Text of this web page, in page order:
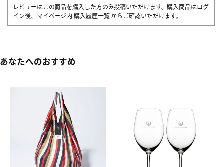
レビューはこの商品を購入した方のみ投稿いただけます。購入商品はログ
イン後、マイページ内 購入履歴一覧 からご確認いただけます。
あなたへのおすすめ